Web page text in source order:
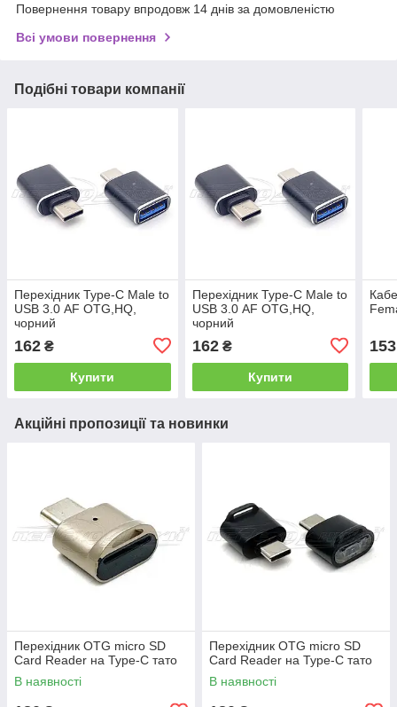
Повернення товару впродовж 14 днів за домовленістю
Всі умови повернення
Подібні товари компанії
Перехідник Type-C Male to
USB 3.0 АF OTG,HQ,
чорний
162 ₴
Купити
Перехідник Type-C Male to
USB 3.0 АF OTG,HQ,
чорний
162₴
Купити
153
Акційні пропозиції та новинки
Перехідник OTG micro SD
Card Reader на Type-C тато
В наявності
Перехідник OTG micro SD
Card Reader на Type-C тато
В наявності